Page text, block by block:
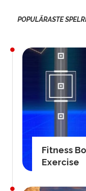
POPULÄRASTE
Fitness
Exercise